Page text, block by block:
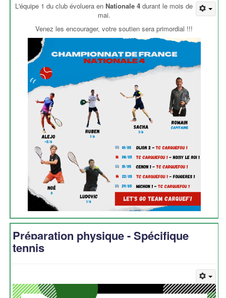
L'équipe 1 du club évoluera en Nationale 4 durant le mois de
mai.
Venez les encourager, votre soutien sera primordial !!!
Préparation physique - Spécifique
tennis